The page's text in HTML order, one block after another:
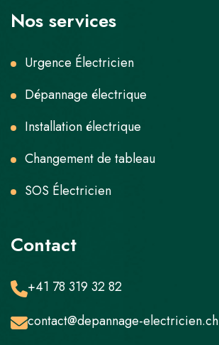
Nos services
Urgence Électricien
Dépannage électrique
Installation électrique
Changement de tableau
SOS Électricien
Contact
+41 78 319 32 82
contact@depannage-electricien.ch